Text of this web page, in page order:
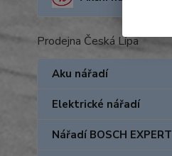
Prodejna Česká Lípa
Aku nářadí
Elektrické nářadí
Nářadí BOSCH EXPERT